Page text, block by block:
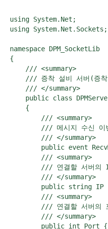
using System.Net;
using System.Net.Sockets;
namespace DPM_SocketLib
{
    /// <summary>
/// 증착 설비 서버(증
    /// </summary>
public class
    {
        /// <summary>
/// 메시지 수신 이
        /// </summary>
public event
        /// <summary>
/// 연결할 서버의
        /// </summary>
public string IP
        /// <summary>
/// 연결할 서버의
        /// </summary>
public int Port